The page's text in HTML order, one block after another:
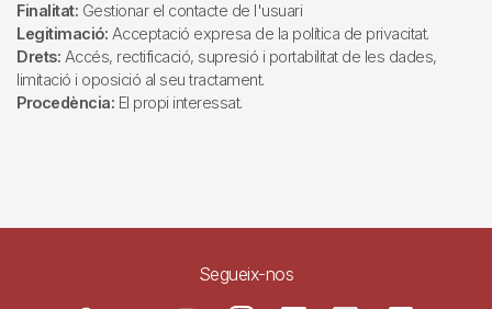
Finalitat: Gestionar el contacte de l'usuari
Legitimació: Acceptació expresa de la política de privacitat.
Drets: Accés, rectificació, supresió i portabilitat de les dades,
limitació i oposició al seu tractament.
Procedència: El propi interessat.
Segueix-nos